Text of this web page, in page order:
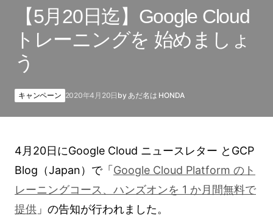
【5月20日迄】Google Cloud
トレーニングを 始めましょ
う
キャンペーン 2020年4月20日 by あだ名は HONDA
4月20日にGoogle Cloud ニュースレター とGCP
Blog（Japan）で「 Google Cloud Platform のト
レーニングコース、ハンズオンを 1 か月間無料で
提供 」の告知が行われました。